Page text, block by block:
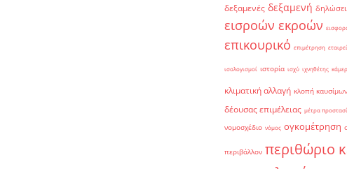
δεξαμενές δεξαμενή
εισροών εκροών
επικουρικό επιμέτρηση
ισολογισμοί ιστορία ισχύ ιχνηθέτης
κλιματική αλλαγή κλοπή καυσίμων
δέουσας επιμέλειας μέτρα
νομοσχέδιο νόμος ογκομέτρηση
περιβάλλον περιθώριο